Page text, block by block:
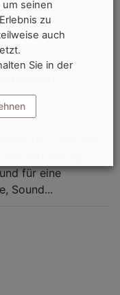
(w/m/d)
– wir sind
für eine
Sound...
seinen
zu
auch
Sie in der